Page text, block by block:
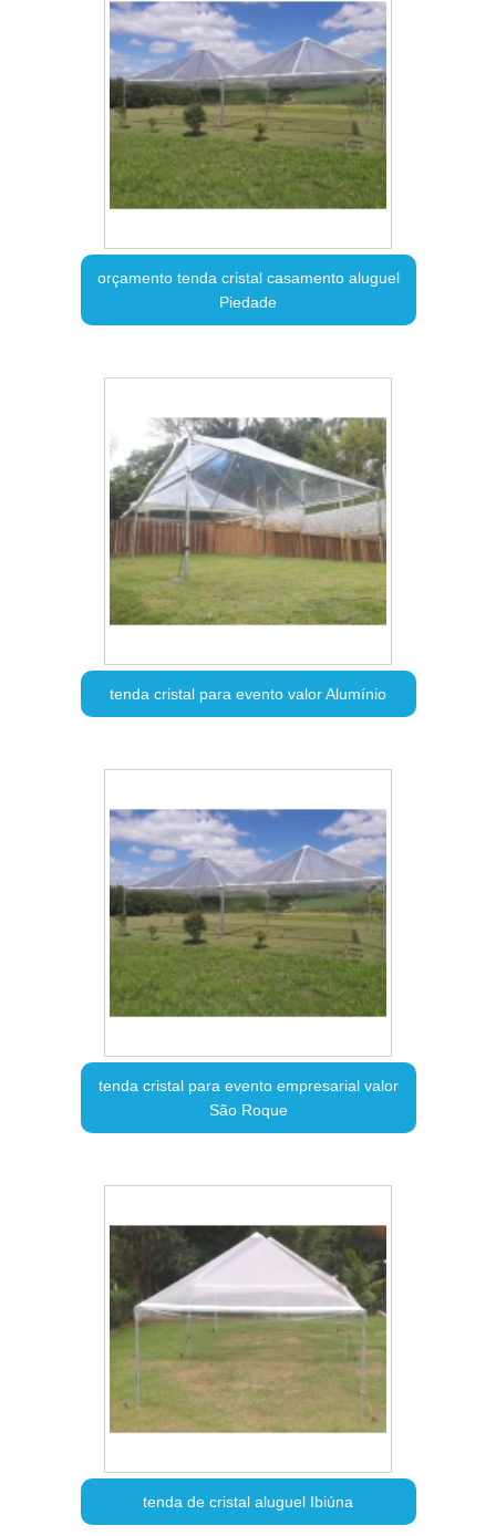
orçamento tenda cristal casamento aluguel
Piedade
tenda cristal para evento valor Alumínio
tenda cristal para evento empresarial valor
São Roque
tenda de cristal aluguel Ibiúna